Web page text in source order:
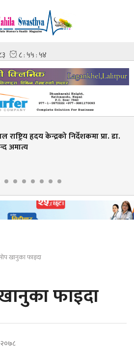
प्रा. डा.
स्वास्थ्य
खानुका फाइदा
फाइदा
२०७८